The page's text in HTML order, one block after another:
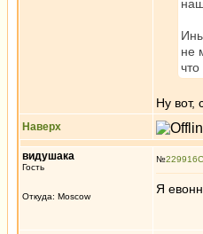
не
что
Ну вот,
Наверх
видушака
Гость
Откуда: Moscow
№229916
Я